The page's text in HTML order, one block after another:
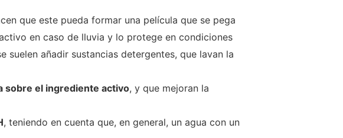
que este pueda formar una película que se pega
en caso de lluvia y lo protege en condiciones
suelen añadir sustancias detergentes, que lavan la
sobre el ingrediente activo, y que mejoran la
, teniendo en cuenta que, en general, un agua con un